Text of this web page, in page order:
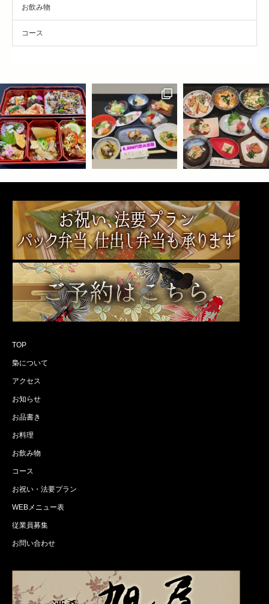
お飲み物
コース
TOP
梟について
アクセス
お知らせ
お品書き
お料理
お飲み物
コース
お祝い・法要プラン
WEBメニュー表
従業員募集
お問い合わせ